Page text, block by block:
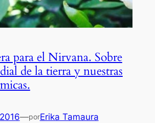
para el Nirvana. Sobre
de la tierra y nuestras
—porErika Tamaura